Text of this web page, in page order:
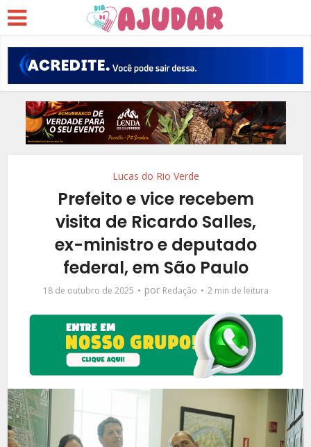
Lucas do Rio Verde
Prefeito e vice recebem
visita de Ricardo Salles,
ex-ministro e deputado
federal, em São Paulo
18 de outubro de 2025 por Redação 2 min de leitura